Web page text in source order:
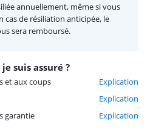
suis assuré ?
et aux coups
Explication
Explication
garantie
Explication
annuellement, même si vous
cas de résiliation anticipée, le
sera remboursé.